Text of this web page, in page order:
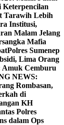
Keterpencilan
Tarawih Lebih
Institusi,
Malam Jelang
Mafia
Polres Sumenep
Lima Orang
Cemburu
NEWS:
Rombasan,
di
KH
Polres
dalam Ops